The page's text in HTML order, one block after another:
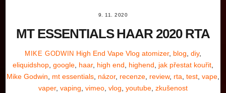
9. 11. 2020
MT ESSENTIALS HAAR 2020 RTA
MIKE GODWIN High End Vape Vlog atomizer, blog ,diy,
eliquidshop google haar, high end highend jak přestat kouřit
Mike Godwin
mt essentials názor, recenze review, rta test vape
vaper, vaping vimeo vlog youtube zkušenost